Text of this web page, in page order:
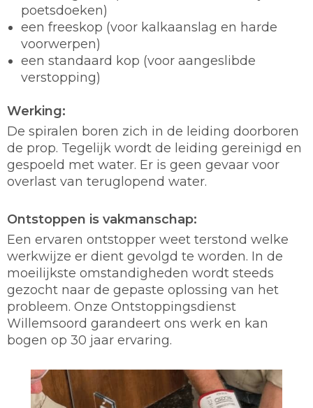
poetsdoeken)
een freeskop (voor kalkaanslag en harde
voorwerpen)
een standaard kop (voor aangeslibde
verstopping)
Werking:
De spiralen boren zich in de leiding doorboren
de prop. Tegelijk wordt de leiding gereinigd en
gespoeld met water. Er is geen gevaar voor
overlast van teruglopend water.
Ontstoppen is vakmanschap:
Een ervaren ontstopper weet terstond welke
werkwijze er dient gevolgd te worden. In de
moeilijkste omstandigheden wordt steeds
gezocht naar de gepaste oplossing van het
probleem. Onze Ontstoppingsdienst
Willemsoord garandeert ons werk en kan
bogen op 30 jaar ervaring.